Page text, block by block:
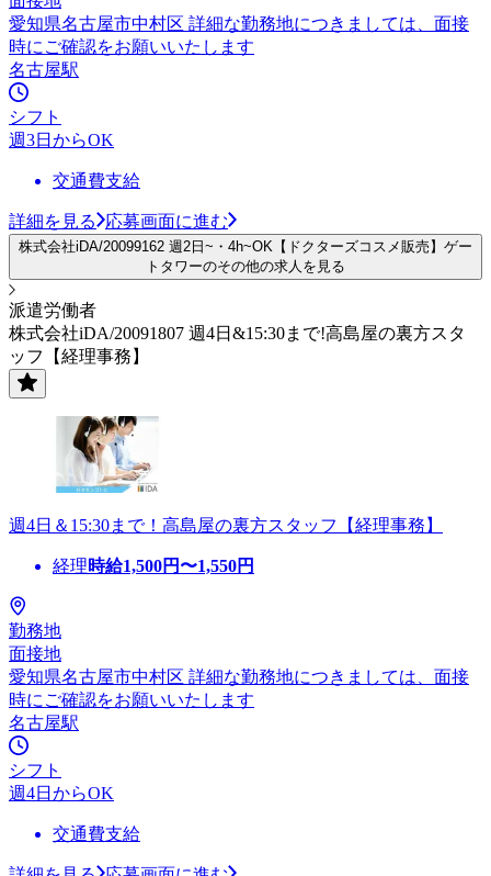
愛知県名古屋市中村区 詳細な勤務地につきましては、面接
時にご確認をお願いいたします
名古屋駅
シフト
週3日からOK
交通費支給
詳細を見る 応募画面に進む
株式会社iDA/20099162 週2日~・4h~OK【ドクターズコスメ販売】ゲー
トタワーのその他の求人を見る
派遣労働者
株式会社iDA/20091807 週4日&15:30まで!高島屋の裏方スタ
ッフ【経理事務】
週4日＆15:30まで！高島屋の裏方スタッフ【経理事務】
経理時給1,500円〜1,550円
勤務地
面接地
愛知県名古屋市中村区 詳細な勤務地につきましては、面接
時にご確認をお願いいたします
名古屋駅
シフト
週4日からOK
交通費支給